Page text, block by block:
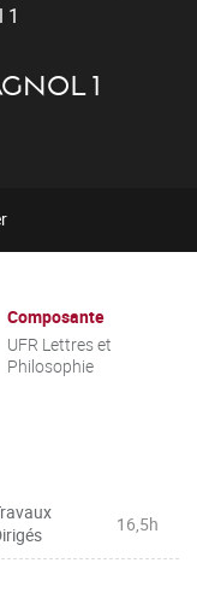
1
1
Composante
UFR Lettres et
Philosophie
16,5h